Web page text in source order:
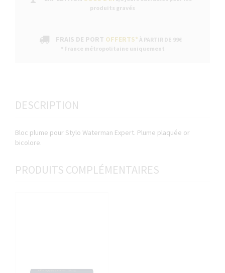
produits gravés
FRAIS DE PORT OFFERTS* À PARTIR DE 99€
* France métropolitaine uniquement
DESCRIPTION
Bloc plume pour Stylo Waterman Expert. Plume plaquée or
bicolore.
PRODUITS COMPLÉMENTAIRES